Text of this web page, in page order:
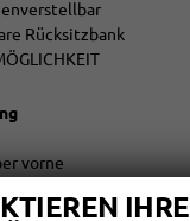
Rücksitzbank
vorne
IHRE